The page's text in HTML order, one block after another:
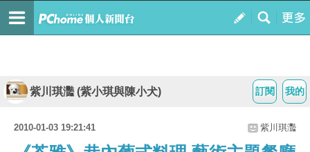
我的
訂閱
紫川琪灩 (紫小琪與陳小犬)
2010-01-03 19:21:41 紫川琪灩